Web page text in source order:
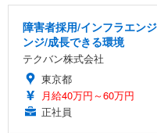
障害者採用/インフラエン
ンジ/成長できる環境
テクバン株式会社
東京都
月給40万円～60万円
正社員